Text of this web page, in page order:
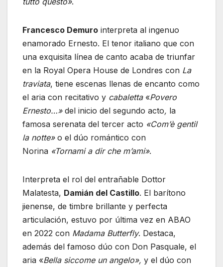
Francesco Demuro interpreta al ingenuo
enamorado Ernesto. El tenor italiano que con
una exquisita línea de canto acaba de triunfar
en la Royal Opera House de Londres con La
traviata, tiene escenas llenas de encanto como
el aria con recitativo y cabaletta«Povero
Ernesto…» del inicio del segundo acto, la
famosa serenata del tercer acto «Com’è gentil
la notte»o el dúo romántico con
Norina «Tornami a dir che m’ami».
Interpreta el rol del entrañable Dottor
Malatesta, Damián del Castillo. El barítono
jienense, de timbre brillante y perfecta
articulación, estuvo por última vez en ABAO
en 2022 con Madama Butterfly. Destaca,
además del famoso dúo con Don Pasquale, el
aria «Bella siccome un angelo», y el dúo con